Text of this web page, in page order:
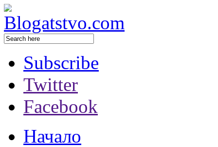
Subscribe
Twitter
Facebook
Начало